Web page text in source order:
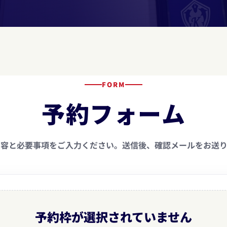
FORM
予約フォーム
と必要事項をご入力ください。送信後、確認メールをお送
予約枠が選択されていません